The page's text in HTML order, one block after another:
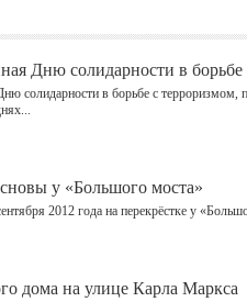
Дню солидарности в борьбе
солидарности в борьбе с
у «Большого моста»
2012 года на перекрёстке у
дома на улице Карла Маркса